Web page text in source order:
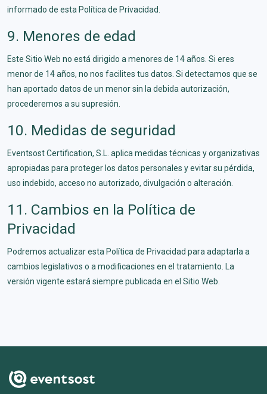
informado de esta Política de Privacidad.
9. Menores de edad
Este Sitio Web no está dirigido a menores de 14 años. Si eres
menor de 14 años, no nos facilites tus datos. Si detectamos que se
han aportado datos de un menor sin la debida autorización,
procederemos a su supresión.
10. Medidas de seguridad
Eventsost Certification, S.L. aplica medidas técnicas y organizativas
apropiadas para proteger los datos personales y evitar su pérdida,
uso indebido, acceso no autorizado, divulgación o alteración.
11. Cambios en la Política de
Privacidad
Podremos actualizar esta Política de Privacidad para adaptarla a
cambios legislativos o a modificaciones en el tratamiento. La
versión vigente estará siempre publicada en el Sitio Web.